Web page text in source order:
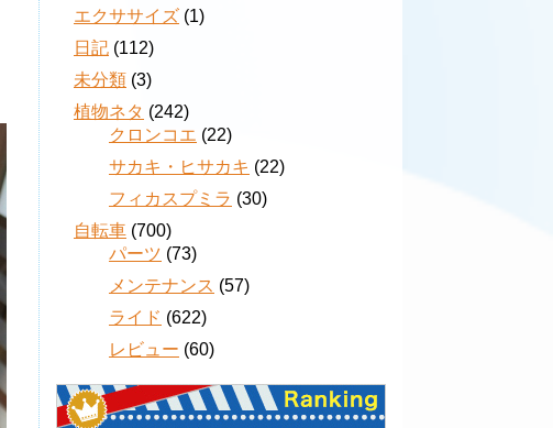
エクササイズ (1)
日記 (112)
未分類 (3)
植物ネタ (242)
クロンコエ (22)
サカキ・ヒサカキ (22)
フィカスプミラ (30)
自転車 (700)
パーツ (73)
メンテナンス (57)
ライド (622)
レビュー (60)